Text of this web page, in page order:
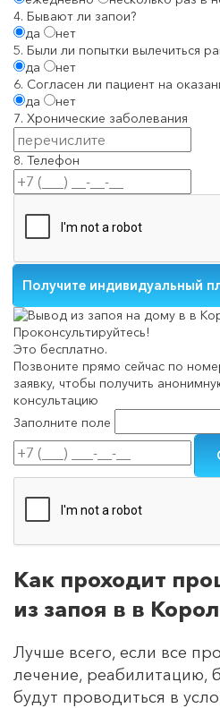
4. Бывают ли запои?
да
нет
5. Были ли попытки вылечиться
да
нет
6. Согласен ли пациент на
да
нет
7. Хронические заболевания
8. Телефон
Проконсультируйтесь!
Это бесплатно.
Позвоните прямо сейчас по
заявку, чтобы получить
консультацию
Заполните поле
Как проходит
из запоя в в
Лучше всего, если все
лечение, реабилитацию,
будут проводиться в